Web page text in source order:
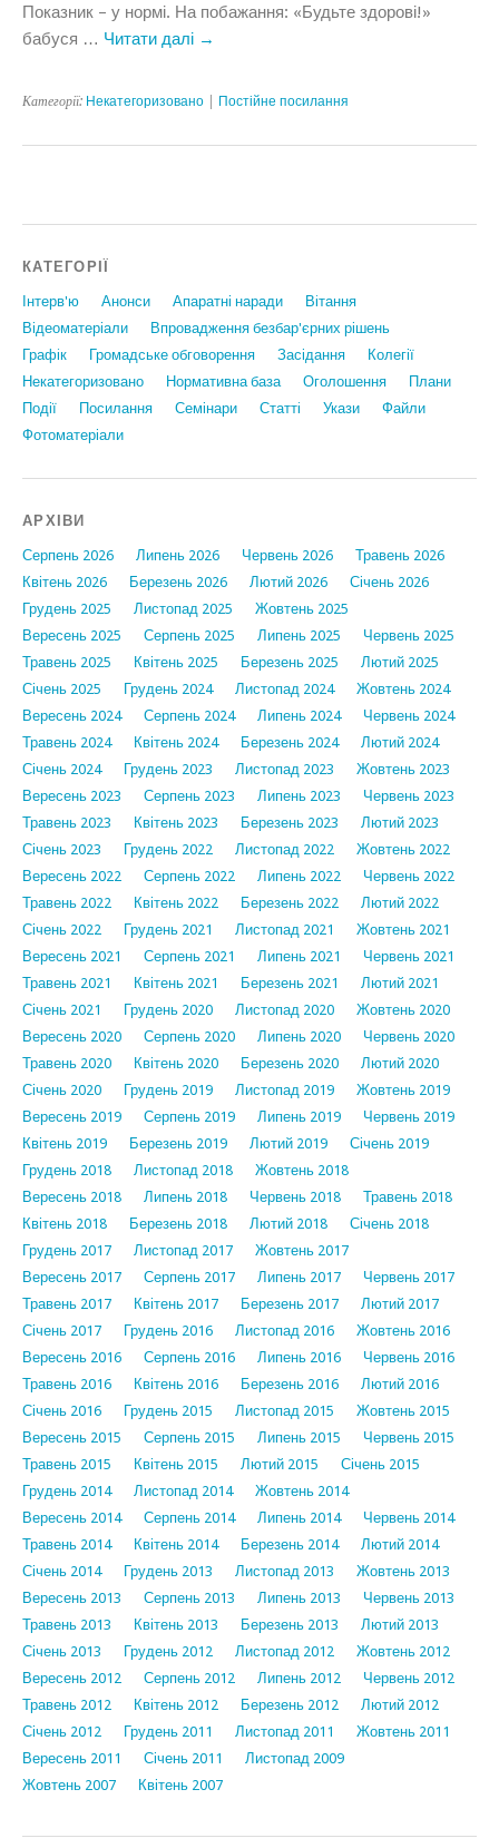
Показник – у нормі. На побажання: «Будьте здорові!»
бабуся … Читати далі →
Категорії: Некатегоризовано Постійне посилання
КАТЕГОРІЇ
Інтерв'ю Анонси Апаратні наради
Вiтання
Відеоматеріали
Впровадження безбар'єрних рішень
Графiк
Громадське обговорення Засідання
Колегії
Некатегоризовано
Нормативна база Оголошення
Плани
Події
Посилання Семінари Статтi Укази
Файли
Фотоматеріали
АРХІВИ
Серпень 2026 Липень 2026 Червень 2026
Травень 2026
Квітень 2026
Березень 2026 Лютий 2026
Січень 2026
Грудень 2025
Листопад 2025
Жовтень 2025
Вересень 2025
Серпень 2025 Липень 2025
Червень 2025
Травень 2025
Квітень 2025 Березень 2025
Лютий 2025
Січень 2025
Грудень 2024 Листопад 2024
Жовтень 2024
Вересень 2024
Серпень 2024 Липень 2024
Червень 2024
Травень 2024
Квітень 2024 Березень 2024
Лютий 2024
Січень 2024
Грудень 2023 Листопад 2023
Жовтень 2023
Вересень 2023
Серпень 2023 Липень 2023
Червень 2023
Травень 2023
Квітень 2023 Березень 2023
Лютий 2023
Січень 2023
Грудень 2022 Листопад 2022
Жовтень 2022
Вересень 2022
Серпень 2022 Липень 2022
Червень 2022
Травень 2022
Квітень 2022 Березень 2022
Лютий 2022
Січень 2022
Грудень 2021 Листопад 2021
Жовтень 2021
Вересень 2021
Серпень 2021 Липень 2021
Червень 2021
Травень 2021
Квітень 2021 Березень 2021
Лютий 2021
Січень 2021
Грудень 2020 Листопад 2020
Жовтень 2020
Вересень 2020
Серпень 2020 Липень 2020
Червень 2020
Травень 2020
Квітень 2020 Березень 2020
Лютий 2020
Січень 2020
Грудень 2019 Листопад 2019
Жовтень 2019
Вересень 2019
Серпень 2019 Липень 2019
Червень 2019
Квітень 2019
Березень 2019 Лютий 2019
Січень 2019
Грудень 2018
Листопад 2018
Жовтень 2018
Вересень 2018
Липень 2018 Червень 2018
Травень 2018
Квітень 2018
Березень 2018 Лютий 2018
Січень 2018
Грудень 2017
Листопад 2017
Жовтень 2017
Вересень 2017
Серпень 2017 Липень 2017
Червень 2017
Травень 2017
Квітень 2017 Березень 2017
Лютий 2017
Січень 2017
Грудень 2016 Листопад 2016
Жовтень 2016
Вересень 2016
Серпень 2016 Липень 2016
Червень 2016
Травень 2016
Квітень 2016 Березень 2016
Лютий 2016
Січень 2016
Грудень 2015 Листопад 2015
Жовтень 2015
Вересень 2015
Серпень 2015 Липень 2015
Червень 2015
Травень 2015
Квітень 2015 Лютий 2015
Січень 2015
Грудень 2014
Листопад 2014
Жовтень 2014
Вересень 2014
Серпень 2014 Липень 2014
Червень 2014
Травень 2014
Квітень 2014 Березень 2014
Лютий 2014
Січень 2014
Грудень 2013 Листопад 2013
Жовтень 2013
Вересень 2013
Серпень 2013 Липень 2013
Червень 2013
Травень 2013
Квітень 2013 Березень 2013
Лютий 2013
Січень 2013
Грудень 2012 Листопад 2012
Жовтень 2012
Вересень 2012
Серпень 2012 Липень 2012
Червень 2012
Травень 2012
Квітень 2012 Березень 2012
Лютий 2012
Січень 2012
Грудень 2011 Листопад 2011
Жовтень 2011
Вересень 2011
Січень 2011
Листопад 2009
Жовтень 2007
Квітень 2007